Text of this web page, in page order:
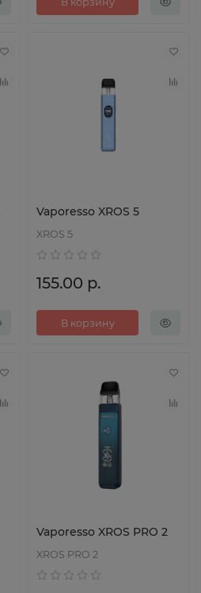
Vaporesso XROS 5
XROS 5
155.00 р.
В корзину
Vaporesso XROS PRO 2
XROS PRO 2